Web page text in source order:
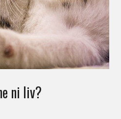
ni liv?